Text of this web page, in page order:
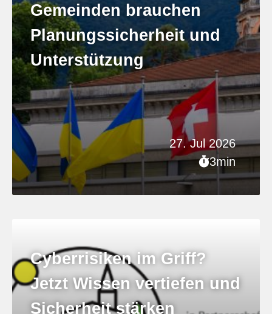
27. Jul 2026
3min
Gemeinden brauchen
Planungssicherheit und
Unterstützung
Cyberrisiken im Griff?
Jetzt Wissen vertiefen und
Sicherheit stärken